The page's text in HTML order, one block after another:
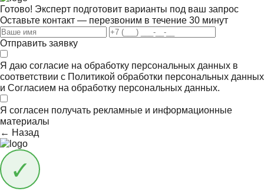
Готово! Эксперт подготовит варианты под ваш запрос
Оставьте контакт — перезвоним в течение 30 минут
Отправить заявку
Я даю согласие на обработку персональных данных в
соответствии с Политикой обработки персональных данных
и Согласием на обработку персональных данных.
Я согласен получать рекламные и информационные
материалы
← Назад